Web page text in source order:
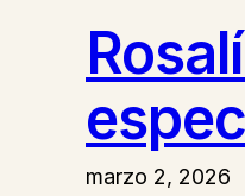
marzo 2, 2026